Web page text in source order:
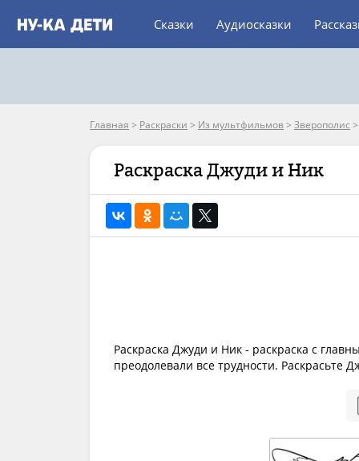
Сказки Аудиосказки
Главная > Раскраски > Из мультфильмов> Зверополис
Раскраска Джуди и Ник
Раскраска Джуди и Ник - раскраска с
преодолевали все трудности.